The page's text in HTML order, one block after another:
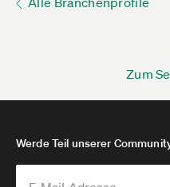
Zum
Werde Teil unserer